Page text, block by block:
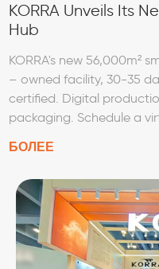
KORRA Unveils Its
Hub
KORRA's new 56,000m²
– owned facility, 30-35
certified. Digital
packaging. Schedule a
БОЛЕЕ